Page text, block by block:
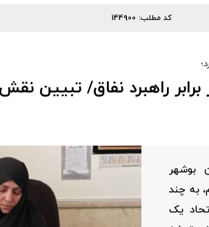
کد مطلب: 144900
راهبرد نفاق/ تبیین
بوشهر
به چند
یک